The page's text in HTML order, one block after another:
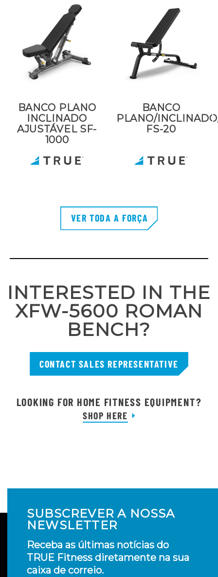
BANCO PLANO
INCLINADO
AJUSTÁVEL SF-
1000
BANCO
PLANO/
FS-20
VER TODA A FORÇA
INTERESTED IN THE
XFW-5600 ROMAN
BENCH?
CONTACT SALES REPRESENTATIVE
LOOKING FOR HOME FITNESS EQUIPMENT?
SHOP HERE
SUBSCREVER A NOSSA
NEWSLETTER
Receba as últimas notícias do
TRUE Fitness diretamente na sua
caixa de correio.